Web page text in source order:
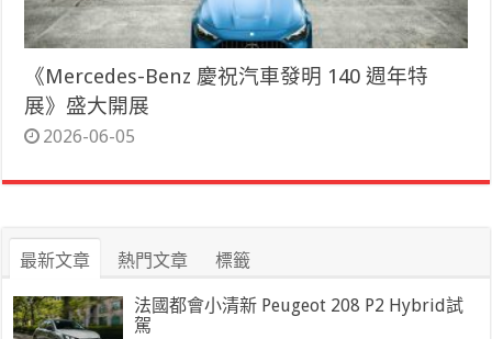
《Mercedes-Benz 慶祝汽車發明 140 週年特
展》盛大開展
2026-06-05
最新文章 熱門文章 標籤
法國都會小清新 Peugeot 208 P2 Hybrid試
駕